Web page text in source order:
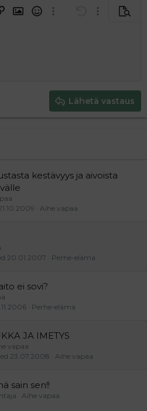
listaeditoriin…
hyperlinkki
Lisää kuva
HymiötLaajennettuun
Kumoa
line
Lähetä vastaus
kestävyys ja aivoista
Aihe vapaa
Perhe-elämä
20.01.2007
ei sovi?
Perhe-elämä
JA IMETYS
vapaa
Aihe vapaa
23.07.2008
sain sen!!
Aihe vapaa